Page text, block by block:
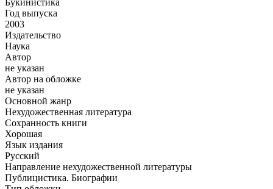
Год выпуска
2003
Издательство
Наука
Автор
не указан
Автор на обложке
не указан
Основной жанр
Нехудожественная литература
Сохранность книги
Хорошая
Язык издания
Русский
Направление нехудожественной литературы
Публицистика. Биографии